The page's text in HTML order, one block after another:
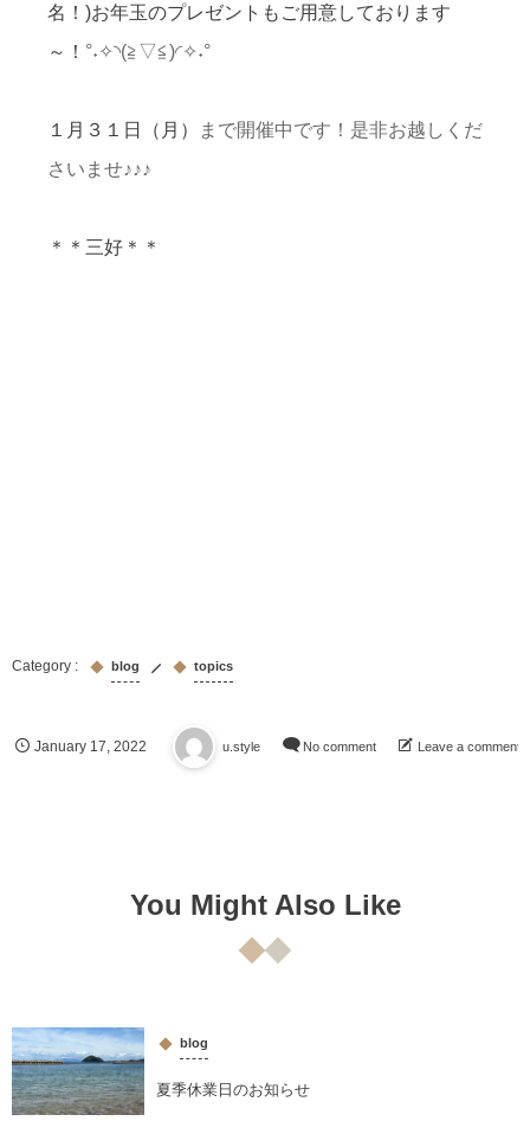
名！)お年玉のプレゼントもご用意しております
～！ °˖✧◝(≧▽≦)◜✧˖°
１月３１日（月） まで開催中です！ 是非お越しくだ
さいませ♪♪♪
＊＊三好＊＊
blog topics
January 17 ,2022 u.style No comment Leave a comment
You Might Also Like
blog
夏季休業日のお知らせ